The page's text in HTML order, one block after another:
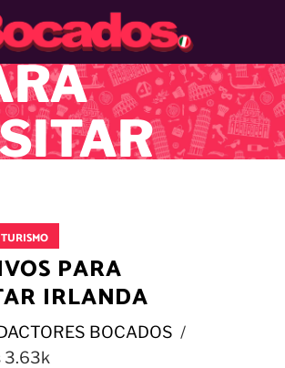
PARA
IRLANDA
BOCADOS
3.63k